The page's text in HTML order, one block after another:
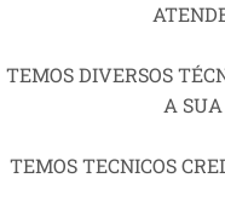
TEMOS DIVERSOS
A
TEMOS TECNICOS